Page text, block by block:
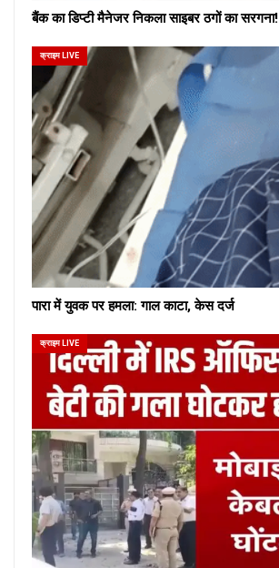
बैंक का डिप्टी मैनेजर निकला साइबर ठगों का सरगना!
क्राइम LIVE
पारा में युवक पर हमला: गाल काटा, केस दर्ज
क्राइम LIVE